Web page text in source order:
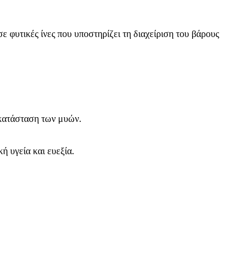
ίνες που υποστηρίζει τη διαχείριση του βάρους
των μυών.
υγεία και ευεξία.